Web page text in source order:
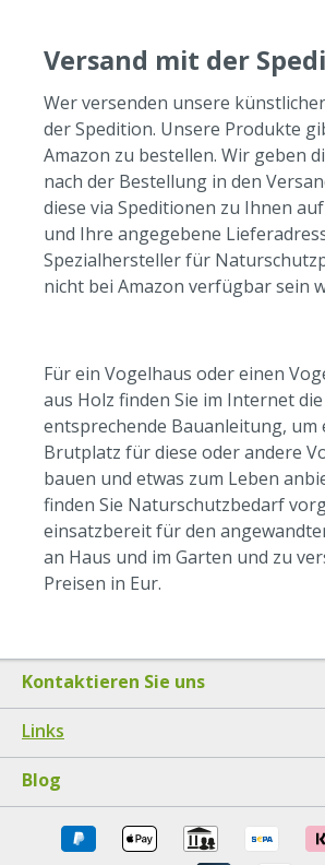
Versand mit der
Wer versenden unsere
der Spedition. Unsere Produkte
Amazon zu bestellen. Wir geben
nach der Bestellung in den
diese via Speditionen zu Ihnen
und Ihre angegebene
Spezialhersteller für
nicht bei Amazon verfügbar sein
Für ein Vogelhaus oder einen
aus Holz finden Sie im Internet die
entsprechende Bauanleitung, um
Brutplatz für diese oder andere
bauen und etwas zum Leben
finden Sie Naturschutzbedarf
einsatzbereit für den
an Haus und im Garten und zu
Preisen in Eur.
Kontaktieren Sie uns
Links
Blog